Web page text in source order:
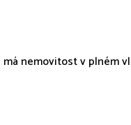
nemovitost v plném